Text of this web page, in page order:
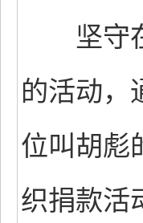
坚守在
的活动，
位叫胡彪
织捐款活